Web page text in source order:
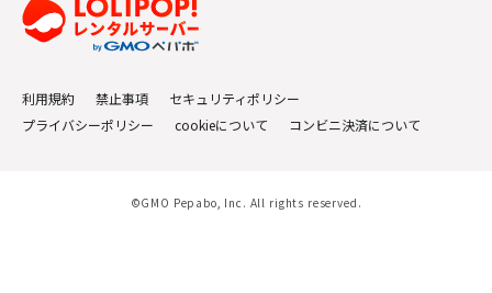
利用規約 禁止事項
セキュリティポリシー
プライバシーポリシー
cookieについて コンビニ決済について
©GMO Pepabo, Inc. All rights reserved.